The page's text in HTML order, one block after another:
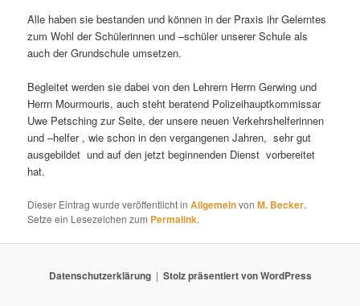
Alle haben sie bestanden und können in der Praxis ihr Gelerntes
zum Wohl der Schülerinnen und –schüler unserer Schule als
auch der Grundschule umsetzen.
Begleitet werden sie dabei von den Lehrern Herrn Gerwing und
Herrn Mourmouris, auch steht beratend Polizeihauptkommissar
Uwe Petsching zur Seite, der unsere neuen Verkehrshelferinnen
und –helfer , wie schon in den vergangenen Jahren, sehr gut
ausgebildet und auf den jetzt beginnenden Dienst vorbereitet
hat.
Dieser Eintrag wurde veröffentlicht inAllgemeinvonM. Becker.
Setze ein Lesezeichen zum Permalink.
Datenschutzerklärung Stolz präsentiert von WordPress